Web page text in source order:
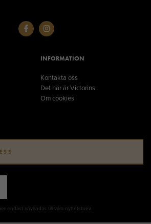
INFORMATION
Kontakta oss
Det här är Victorins.
Om cookies
endast användas till våra nyhetsbrev.